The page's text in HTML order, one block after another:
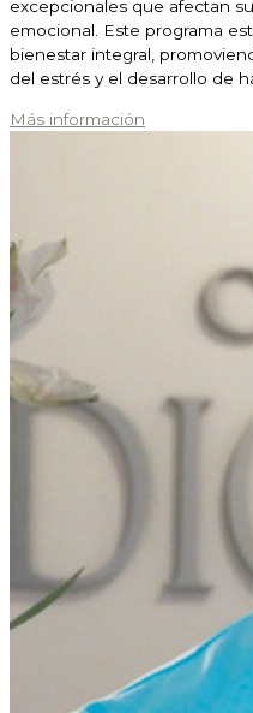
excepcionales que afectan
emocional.
Este programa
bienestar integral,
del estrés y el desarrollo de
Más información